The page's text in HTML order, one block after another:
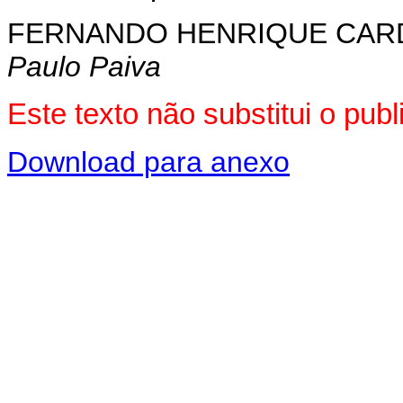
FERNANDO HENRIQUE
Paulo Paiva
Este texto não substitui o
Download para anexo